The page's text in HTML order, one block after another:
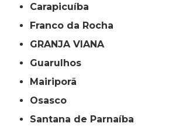
Carapicuíba
Franco da Rocha
GRANJA VIANA
Guarulhos
Mairiporã
Osasco
Santana de Parnaíba